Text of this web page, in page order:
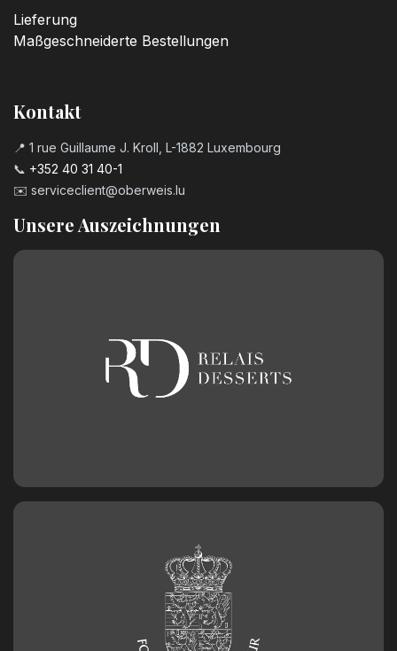
Lieferung
Maßgeschneiderte Bestellungen
Kontakt
📍 1 rue Guillaume J. Kroll, L-1882 Luxembourg
📞 +352 40 31 40-1
✉️ serviceclient@oberweis.lu
Unsere Auszeichnungen